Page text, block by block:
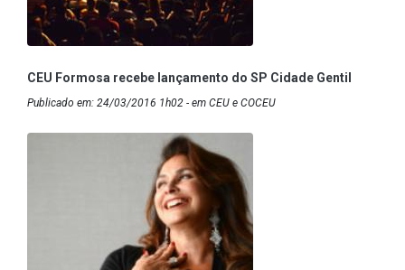
CEU Formosa recebe lançamento do SP Cidade Gentil
Publicado em: 24/03/2016 1h02 - em CEU e COCEU